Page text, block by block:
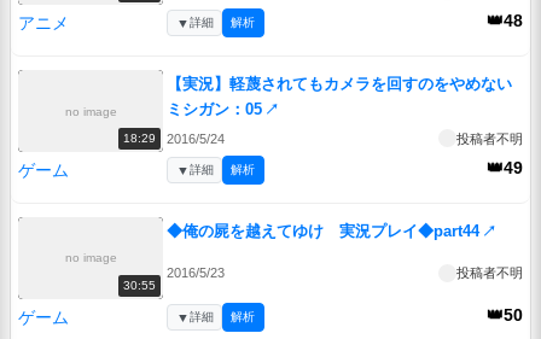
アニメ 👑48
▼詳細 解析
no image
18:29
【実況】軽蔑されてもカメラを回すのをやめない
ミシガン：05 ↗
2016/5/24 投稿者不明
ゲーム 👑49
▼詳細 解析
no image
30:55
◆俺の屍を越えてゆけ 実況プレイ◆part44 ↗
2016/5/23 投稿者不明
ゲーム 👑50
▼詳細 解析